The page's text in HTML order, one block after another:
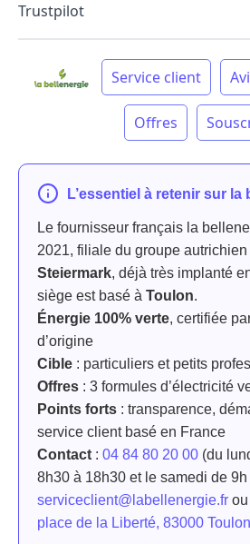
Trustpilot
Service client
Offres
L’essentiel à retenir sur la
Le fournisseur français la
2021, filiale du groupe autrichien
Steiermark, déjà très implanté
siège est basé à Toulon.
Énergie 100% verte, certifiée
d’origine
Cible : particuliers et petits
Offres : 3 formules d’électricité
Points forts : transparence,
service client basé en France
Contact : 04​ 84​ 80​ 20​ 00 (du
8h30 à 18h30 et le samedi de
serviceclient@labellenergie.fr
place de la Liberté, 83000